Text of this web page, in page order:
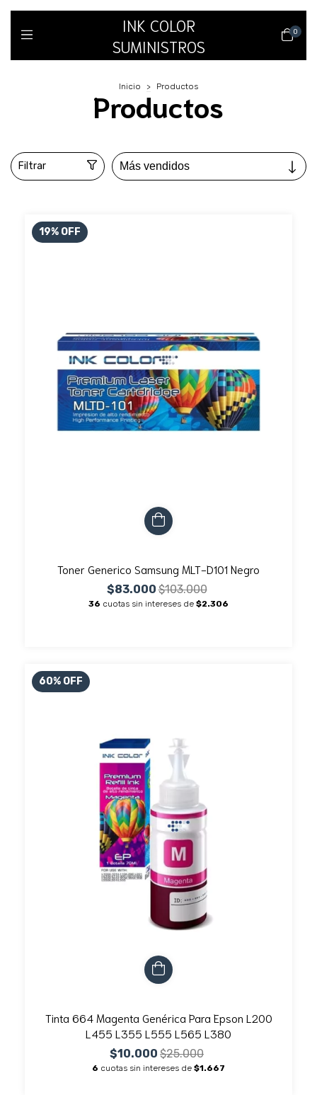
INK COLOR
SUMINISTROS
0
Inicio > Productos
Productos
Filtrar
19% OFF
Toner Generico Samsung MLT-D101 Negro
$83.000$103.000
36 cuotas sin intereses de $2.306
60% OFF
Tinta 664 Magenta Genérica Para Epson L200
L455 L355 L555 L565 L380
$10.000 $25.000
6 cuotas sin intereses de $1.667